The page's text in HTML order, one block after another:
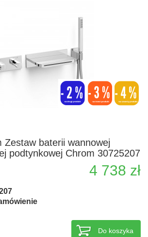
Zestaw baterii wannowej
podtynkowej Chrom 30725207
4 738 zł
Do koszyka